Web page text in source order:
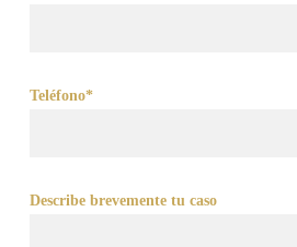
Teléfono*
Describe brevemente tu caso